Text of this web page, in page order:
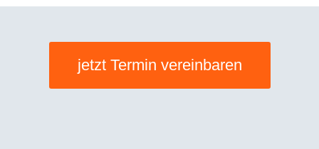
jetzt Termin vereinbaren